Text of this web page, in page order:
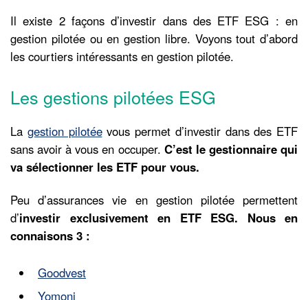
Il existe 2 façons d’investir dans des ETF ESG : en
gestion pilotée ou en gestion libre. Voyons tout d’abord
les courtiers intéressants en gestion pilotée.
Les gestions pilotées ESG
La gestion pilotéevous permet d’investir dans des ETF
sans avoir à vous en occuper. C’est le gestionnaire qui
va sélectionner les ETF pour vous.
Peu d’assurances vie en gestion pilotée permettent
d’investir exclusivement en ETF ESG. Nous en
connaisons 3 :
Goodvest
Yomoni